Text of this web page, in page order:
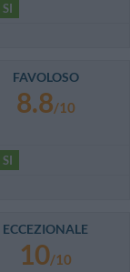
SI
FAVOLOSO
8.8/10
SI
ECCEZIONALE
10/10